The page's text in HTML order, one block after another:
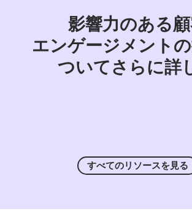
影響力のある
エンゲージメントの
ついてさらに詳
すべてのリソースを見る